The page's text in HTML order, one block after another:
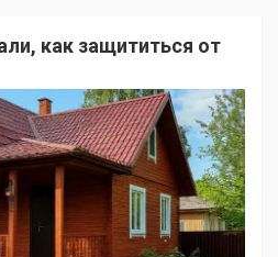
как защититься от